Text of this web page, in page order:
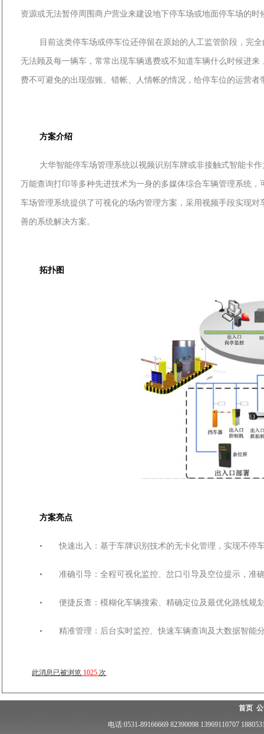
资源或无法暂停周围商户营业来建设地下停车场或地面停车场的
目前这类停车场或停车位还停留在原始的人工监管阶段，完
无法顾及每一辆车，常常出现车辆逃费或不知道车辆什么时候进
费不可避免的出现假账、错帐、人情帐的情况，给停车位的运营者
方案介绍
大华智能停车场管理系统以视频识别车牌或非接触式智能卡
万能查询打印等多种先进技术为一身的多媒体综合车辆管理系统
车场管理系统提供了可视化的场内管理方案，采用视频手段实现
善的系统解决方案。
拓扑图
方案亮点
• 快速出入：基于车牌识别技术的无卡化管理，实现不停
• 准确引导：全程可视化监控、岔口引导及空位提示，准
• 便捷反查：模糊化车辆搜索、精确定位及最优化路线规
• 精准管理：后台实时监控、快速车辆查询及大数据智能
此消息已被浏览 1025 次
首页
电话:0531-89166669 82390098 13969110707